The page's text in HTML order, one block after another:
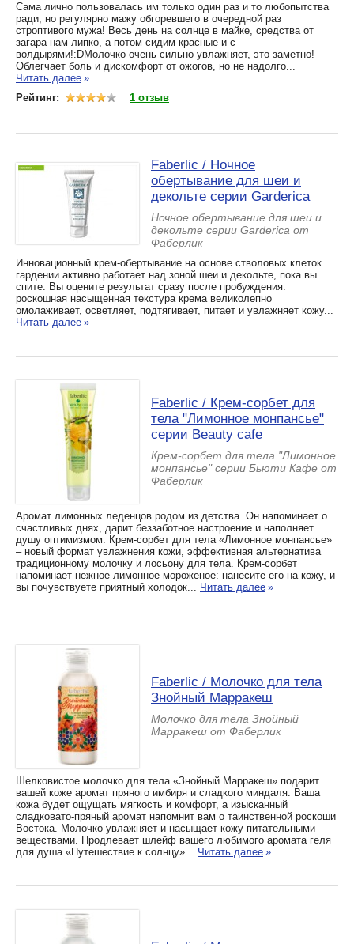
Сама лично пользовалась им только один раз и то любопытства
ради, но регулярно мажу обгоревшего в очередной раз
строптивого мужа! Весь день на солнце в майке, средства от
загара нам липко, а потом сидим красные и с
волдырями!:DМолочко очень сильно увлажняет, это заметно!
Облегчает боль и дискомфорт от ожогов, но не надолго...
Читать далее »
Рейтинг:
1 отзыв
Faberlic / Ночное
обертывание для шеи и
декольте серии Garderica
Ночное обертывание для шеи и
декольте серии Garderica от
Фаберлик
Инновационный крем-обертывание на основе стволовых клеток
гардении активно работает над зоной шеи и декольте, пока вы
спите. Вы оцените результат сразу после пробуждения:
роскошная насыщенная текстура крема великолепно
омолаживает, осветляет, подтягивает, питает и увлажняет кожу...
Читать далее »
Faberlic / Крем-сорбет для
тела "Лимонное монпансье"
серии Beauty cafe
Крем-сорбет для тела "Лимонное
монпансье" серии Бьюти Кафе от
Фаберлик
Аромат лимонных леденцов родом из детства. Он напоминает о
счастливых днях, дарит беззаботное настроение и наполняет
душу оптимизмом. Крем-cорбет для тела «Лимонное монпансье»
– новый формат увлажнения кожи, эффективная альтернатива
традиционному молочку и лосьону для тела. Крем-сорбет
напоминает нежное лимонное мороженое: нанесите его на кожу, и
вы почувствуете приятный холодок... Читать далее »
Faberlic / Молочко для тела
Знойный Марракеш
Молочко для тела Знойный
Марракеш от Фаберлик
Шелковистое молочко для тела «Знойный Марракеш» подарит
вашей коже аромат пряного имбиря и сладкого миндаля. Ваша
кожа будет ощущать мягкость и комфорт, а изысканный
сладковато-пряный аромат напомнит вам о таинственной роскоши
Востока. Молочко увлажняет и насыщает кожу питательными
веществами. Продлевает шлейф вашего любимого аромата геля
для душа «Путешествие к солнцу»... Читать далее »